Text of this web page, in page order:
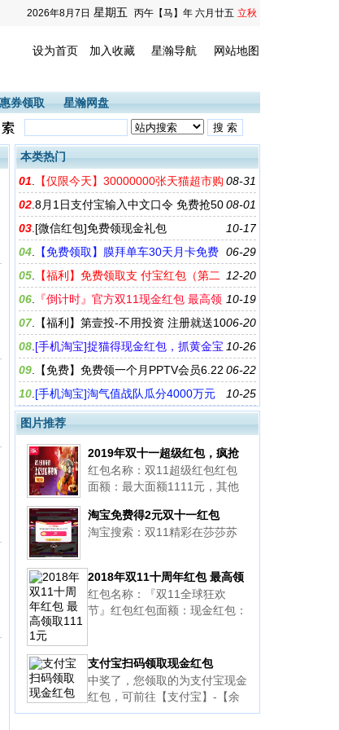
2026年8月7日 星期五 丙午【马】年 六月廿五 立秋
设为首页 加入收藏 星瀚导航 网站地图
券领取 星瀚网盘
本类热门
08-31
01
【仅限今天】30000000张天猫超市购
物券限时领
08-01
02 8月1日支付宝输入中文口令 免费抢50
万现金红包 天弘基金容易宝
10-17
03 [微信红包]免费领现金礼包
06-29
04
【免费领取】膜拜单车30天月卡免费
骑车
12-20
05
【福利】免费领取支 付宝红包（第二
期）——可在淘 宝、天猫无限制使用
10-19
06
『倒计时』官方双11现金红包 最高领
取1111元
06-20
07.
【福利】第壹投-不用投资 注册就送10
元话费 二个工作日内充值到您的手机号
10-26
08 [手机淘宝]捉猫得现金红包，抓黄金宝
得大红包
06-22
09
【免费】免费领一个月PPTV会员6.22
10-25
10 [手机淘宝]淘气值战队瓜分4000万元
红包奖励
图片推荐
2019年双十一超级红包，疯抢
中！！！
红包名称：双11超级红包红包
面额：最大面额1111元，其他
2019年10月21日00:00:00至20
19年11月11日23:59:50红包使
淘宝免费得2元双十一红包
淘宝搜索：双11精彩在莎莎苏
2018年双11十周年红包 最高领
取1111元
红包名称：『双11全球狂欢
节』红包红包面额：现金红包：
『2018年10月20日 00:00:00至
2018年11月11日 23:59:00（双
1
支付宝扫码领取现金红包
中奖了，您领取的为支付宝现金
红包，可前往【支付宝】-【余
额】中查看领取信息